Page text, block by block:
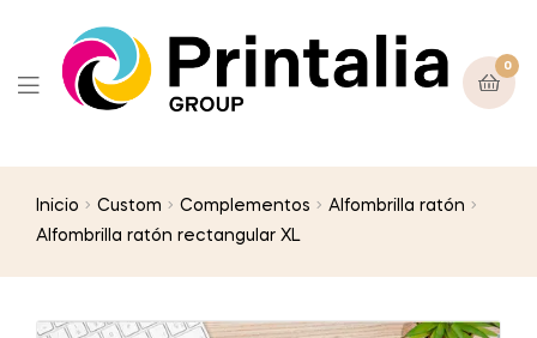
0
Inicio Custom Complementos
Alfombrilla ratón
Alfombrilla ratón rectangular XL